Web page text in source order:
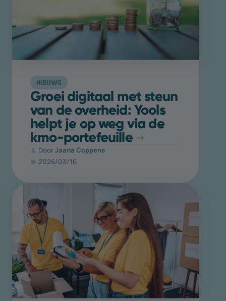
NIEUWS
Groei digitaal met steun
van de overheid: Yools
helpt je op weg via de
kmo-portefeuille
DoorJaana Coppens
2026/03/16